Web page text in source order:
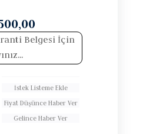
Belgesi İçin
İstek Listeme Ekle
Fiyat Düşünce Haber Ver
Gelince Haber Ver